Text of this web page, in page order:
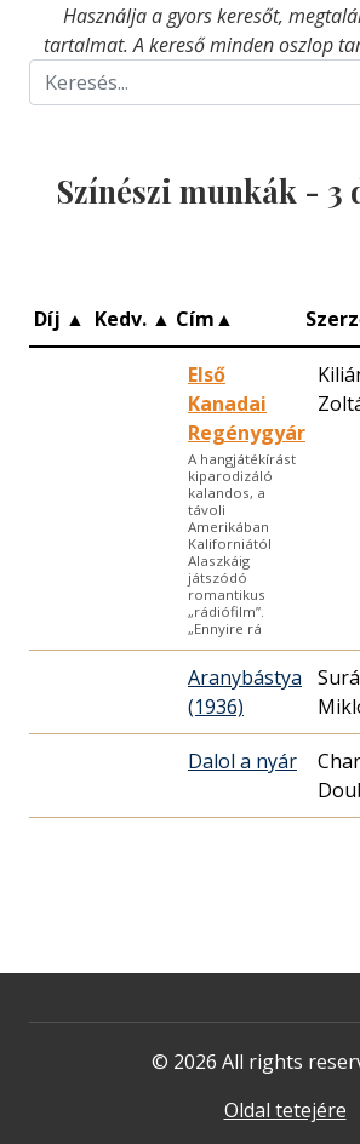
Használja a gyors keresőt,
tartalmat. A kereső minden oszlop
Színészi munkák - 3
Díj ▲ Kedv. ▲ Cím▲
Első
Kanadai
Regénygyár
A hangjátékírást
kiparodizáló
kalandos, a
távoli
Amerikában
Kaliforniától
Alaszkáig
játszódó
romantikus
„rádiófilm”.
„Ennyire rá
Aranybástya
(1936)
Dalol a nyár
© 2026 All rights
Oldal tetejére